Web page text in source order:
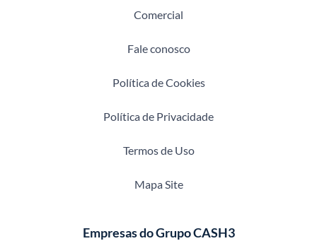
Comercial
Fale conosco
Política de Cookies
Política de Privacidade
Termos de Uso
Mapa Site
Empresas do Grupo CASH3